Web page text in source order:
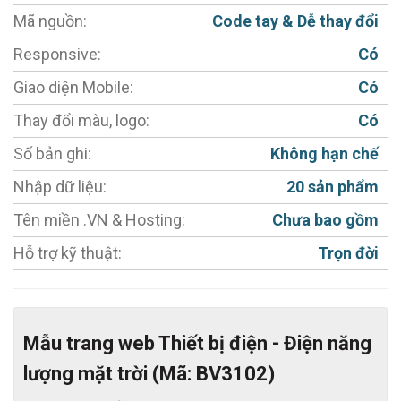
điện- Điện năng lượng mặt trời:
- Giao diện tùy biến chuyên nghiệp (Thiết kế Web
Responsive) hiển thị tốt trên mọi thiết bị: Máy tính;
Máy tính bảng; Điện thoại di động lợi cho khách hàng.
- Giao diện đẹp, phù hợp với gu thẩm mỹ của người
Việt, sản phẩm hiển thị rõ ràng, hình ảnh kích thước
hợp lý, sắc nét, không bị scale (giãn) hình.
- Cho phép đăng bài Giới thiệu - Sản phẩm - Dịch vụ -
Dự án - Album ảnh - Video - Quản lý tài liệu - Tin tức -
Liên hệ.
- Ngôn ngữ 02: Tiếng Việt, Tiếng Anh (Có thể đổi
sang ngôn ngữ khác)
- Tích hợp Album ảnh, Video Clips . (Có thể mở rộng
thêm tính năng khác)
Mã nguồn:
Code tay & Dễ thay đổi
Responsive:
Có
Giao diện Mobile:
Có
Thay đổi màu, logo:
Có
Số bản ghi:
Không hạn chế
Nhập dữ liệu:
20 sản phẩm
Tên miền .VN & Hosting:
Chưa bao gồm
Hỗ trợ kỹ thuật:
Trọn đời
Mẫu trang web Thiết bị điện - Điện năng
lượng mặt trời (Mã: BV3102)